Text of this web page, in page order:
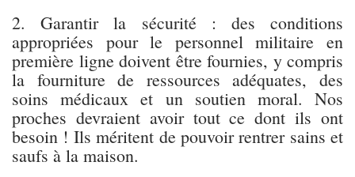
2. Garantir la sécurité : des conditions
appropriées pour le personnel militaire en
première ligne doivent être fournies, y compris
la fourniture de ressources adéquates, des
soins médicaux et un soutien moral. Nos
proches devraient avoir tout ce dont ils ont
besoin ! Ils méritent de pouvoir rentrer sains et
saufs à la maison.